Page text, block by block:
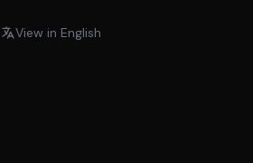
View in English